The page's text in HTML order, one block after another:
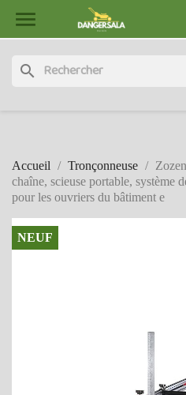

search
Accueil Tronçonneuse
chaîne, scieuse portable, système
pour les ouvriers du bâtiment e
NEUF